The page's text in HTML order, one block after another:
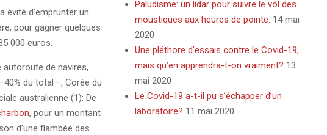
évité d’emprunter un
pour gagner quelques
000 euros.
de navires,
du total—, Corée du
australienne (1): De
, pour un montant
d’une flambée des
Paludisme: un lidar pour suivre le vol des
moustiques aux heures de pointe. 14 mai
2020
Une pléthore d’essais contre le Covid-19,
mais qu’en apprendra-t-on vraiment? 13
mai 2020
Le Covid-19 a-t-il pu s’échapper d’un
laboratoire? 11 mai 2020